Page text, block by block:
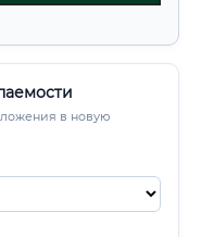
в новую